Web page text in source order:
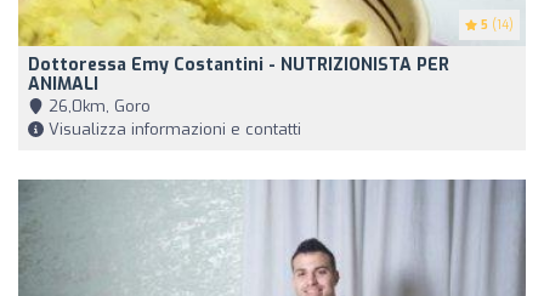
5 (14)
Dottoressa Emy Costantini - NUTRIZIONISTA PER
ANIMALI
26,0km, Goro
Visualizza informazioni e contatti